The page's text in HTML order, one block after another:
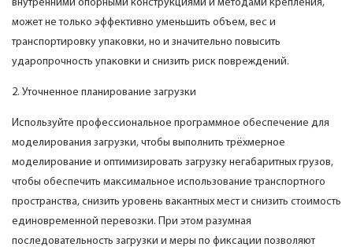
внутренними опорными конструкциями и методами крепления,
может не только эффективно уменьшить объем, вес и
транспортировку упаковки, но и значительно повысить
ударопрочность упаковки и снизить риск повреждений.
2. Уточненное планирование загрузки
Используйте профессиональное программное обеспечение для
моделирования загрузки, чтобы выполнить трёхмерное
моделирование и оптимизировать загрузку негабаритных грузов,
чтобы обеспечить максимальное использование транспортного
пространства, снизить уровень вакантных мест и снизить стоимость
единовременной перевозки. При этом разумная
последовательность загрузки и меры по фиксации позволяют